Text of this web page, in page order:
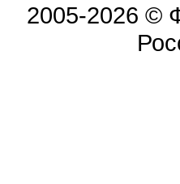
2005-2026 ©